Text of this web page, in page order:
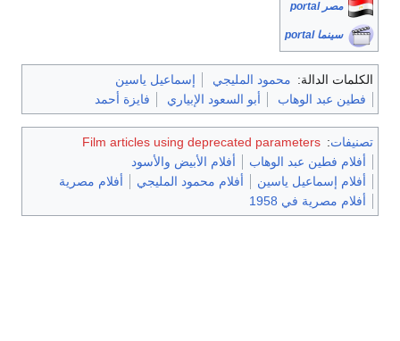
مصر portal
سينما portal
الكلمات الدالة: محمود المليجي
إسماعيل ياسين
فطين عبد الوهاب
أبو السعود الإبياري فايزة أحمد
تصنيفات:
Film articles using deprecated parameters
أفلام فطين عبد الوهاب
أفلام الأبيض والأسود
أفلام إسماعيل ياسين
أفلام محمود المليجي
أفلام مصرية
أفلام مصرية في 1958